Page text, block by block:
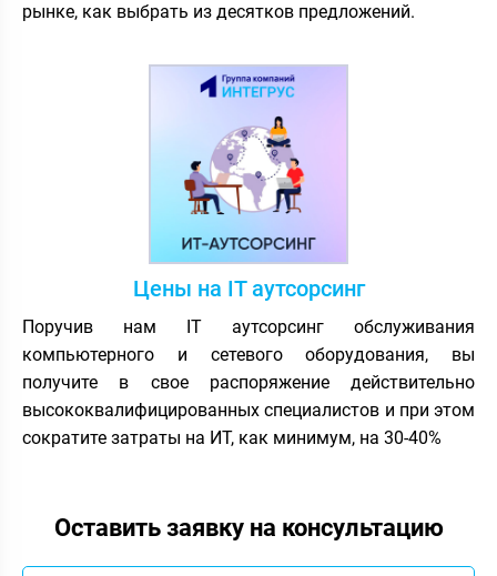
рынке, как выбрать из десятков предложений.
Цены на IT аутсорсинг
Поручив нам IT аутсорсинг обслуживания
компьютерного и сетевого оборудования, вы
получите в свое распоряжение действительно
высококвалифицированных специалистов и при этом
сократите затраты на ИТ, как минимум, на 30-40%
Оставить заявку на консультацию